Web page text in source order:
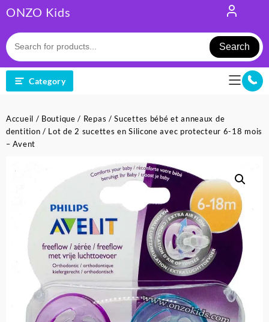
to
content
ONZO Kids
Search
Category
Accueil / Boutique / Repas /Sucettes bébé et anneaux de
dentition / Lot de 2 sucettes en Silicone avec protecteur 6-18 mois
– Avent